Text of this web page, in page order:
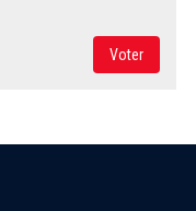
Voter